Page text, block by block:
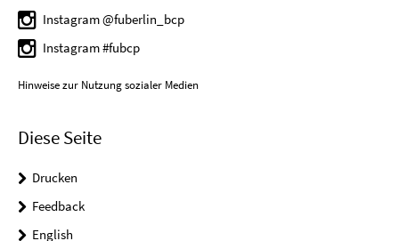
Instagram @fuberlin_bcp
Instagram #fubcp
Hinweise zur Nutzung sozialer Medien
Diese Seite
Drucken
Feedback
English